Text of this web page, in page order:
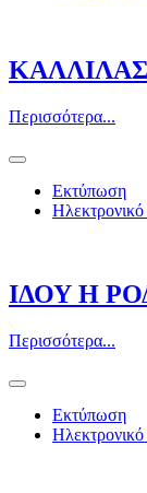
Περισσότερα...
Εκτύπωση
ΙΔΟΥ Η
Περισσότερα...
Εκτύπωση